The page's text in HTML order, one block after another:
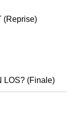
(Reprise)
LOS? (Finale)